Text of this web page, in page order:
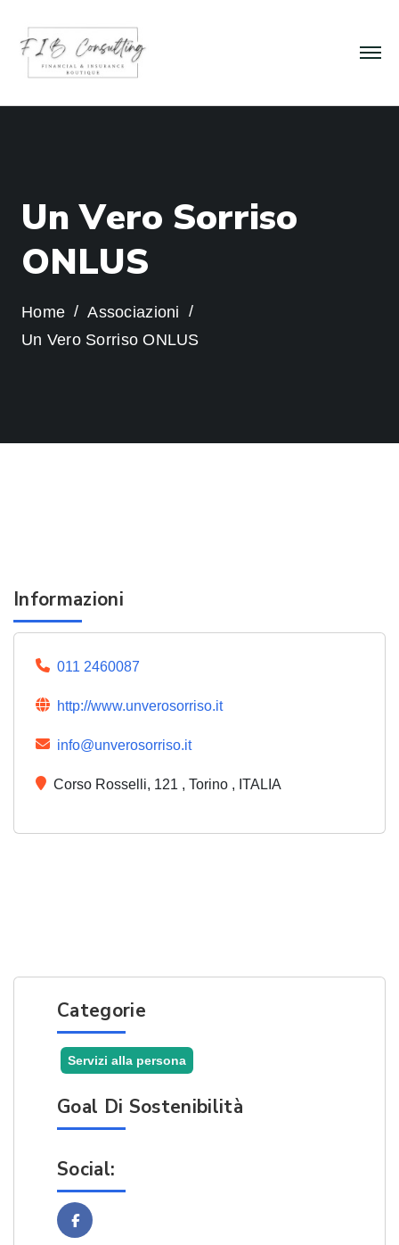
Un Vero Sorriso
ONLUS
Home
Associazioni
Un Vero Sorriso ONLUS
Informazioni
011 2460087
http://www.unverosorriso.it
info@unverosorriso.it
Corso Rosselli, 121 , Torino , ITALIA
Categorie
Servizi alla persona
Goal Di Sostenibilità
Social:
Facebook